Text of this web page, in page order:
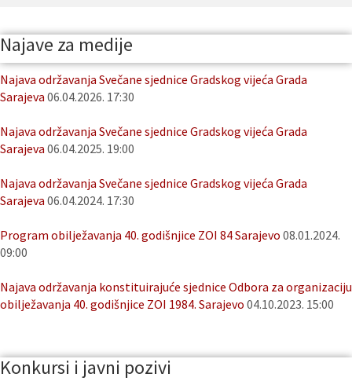
Najave za medije
Najava održavanja Svečane sjednice Gradskog vijeća Grada
Sarajeva 06.04.2026. 17:30
Najava održavanja Svečane sjednice Gradskog vijeća Grada
Sarajeva 06.04.2025. 19:00
Najava održavanja Svečane sjednice Gradskog vijeća Grada
Sarajeva 06.04.2024. 17:30
Program obilježavanja 40. godišnjice ZOI 84 Sarajevo 08.01.2024.
09:00
Najava održavanja konstituirajuće sjednice Odbora za organizaciju
obilježavanja 40. godišnjice ZOI 1984. Sarajevo 04.10.2023. 15:00
Konkursi i javni pozivi